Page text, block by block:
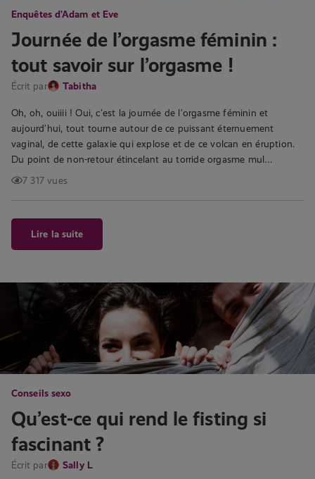
Enquêtes d'Adam et Eve
Journée de l’orgasme féminin :
tout savoir sur l’orgasme !
Écrit par Tabitha
Oh, oh, ouiiii ! Oui, c’est la journée de l’orgasme féminin et
aujourd’hui, tout tourne autour de ce puissant éternuement
vaginal, de cette galaxie qui explose et de ce volcan en éruption.
Du point de non-retour étincelant au torride orgasme mul…
7 317 vues
Lire la suite
Conseils sexo
Qu’est-ce qui rend le fisting si
fascinant ?
Écrit par Sally L